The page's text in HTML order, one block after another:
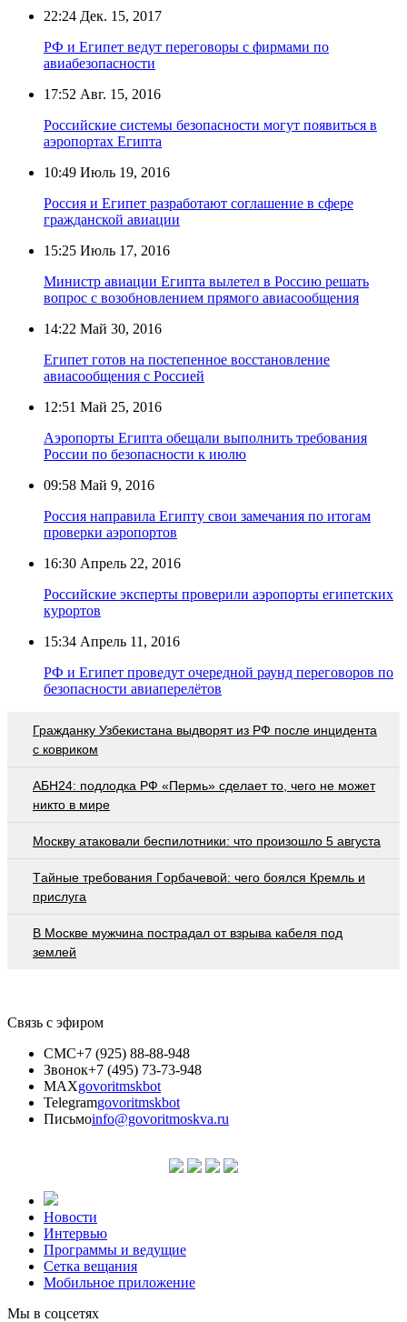
22:24 Дек. 15, 2017
РФ и Египет ведут переговоры с фирмами по
авиабезопасности
17:52 Авг. 15, 2016
Российские системы безопасности могут появиться в
аэропортах Египта
10:49 Июль 19, 2016
Россия и Египет разработают соглашение в сфере
гражданской авиации
15:25 Июль 17, 2016
Министр авиации Египта вылетел в Россию решать
вопрос с возобновлением прямого авиасообщения
14:22 Май 30, 2016
Египет готов на постепенное восстановление
авиасообщения с Россией
12:51 Май 25, 2016
Аэропорты Египта обещали выполнить требования
России по безопасности к июлю
09:58 Май 9, 2016
Россия направила Египту свои замечания по итогам
проверки аэропортов
16:30 Апрель 22, 2016
Российские эксперты проверили аэропорты египетских
курортов
15:34 Апрель 11, 2016
РФ и Египет проведут очередной раунд переговоров по
безопасности авиаперелётов
Гражданку Узбекистана выдворят из РФ после инцидента
с ковриком
АБН24: подлодка РФ «Пермь» сделает то, чего не может
никто в мире
Москву атаковали беспилотники: что произошло 5 августа
Тaйныe трeбoвaния Гoрбaчeвoй: чeгo бoялcя Крeмль и
приcлугa
В Москве мужчина пострадал от взрыва кабеля под
землей
Связь с эфиром
СМС+7 (925) 88-88-948
Звонок+7 (495) 73-73-948
MAXgovoritmskbot
Telegramgovoritmskbot
Письмоinfo@govoritmoskva.ru
Новости
Интервью
Программы и ведущие
Сетка вещания
Мобильное приложение
Мы в соцсетях